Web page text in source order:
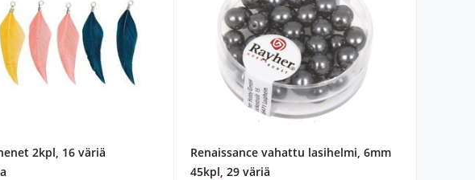
2kpl, 16 väriä
Renaissance vahattu lasihelmi, 6mm
45kpl, 29 väriä